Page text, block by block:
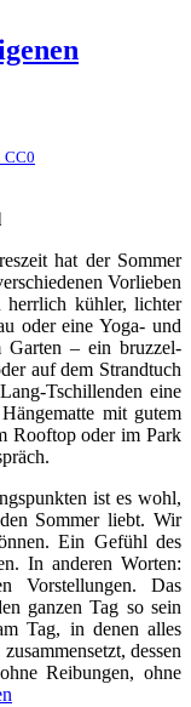
CC0
hat der Sommer
Vorlieben
herrlich kühler, lichter
oder eine Yoga- und
Garten – ein bruzzel-
auf dem Strandtuch
Tschillenden eine
mit gutem
Rooftop oder im Park
ist es wohl,
Sommer liebt. Wir
Ein Gefühl des
In anderen Worten:
Vorstellungen. Das
ganzen Tag so sein
Tag, in denen alles
dessen
Reibungen, ohne